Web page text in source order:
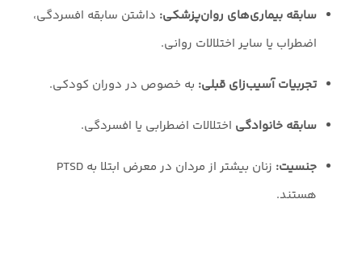
سابقه بیماری‌های روان‌پزشکی: داشتن سابقه افسردگی،
اضطراب یا سایر اختلالات روانی.
تجربیات آسیب‌زای قبلی: به خصوص در دوران کودکی.
سابقه خانوادگی اختلالات اضطرابی یا افسردگی.
جنسیت:
زنان بیشتر از مردان در معرض ابتلا به PTSD
هستند.